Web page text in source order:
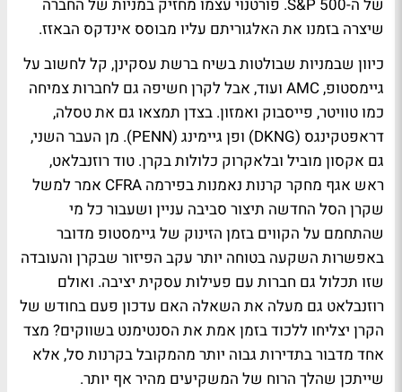
של ה-S&P 500. פורטנוי עצמו מחזיק במניות של החברה
שיצרה בזמנו את האלגוריתם עליו מבוסס אינדקס הבאזז.
כיוון שבמניות שבולטות בשיח ברשת עסקינן, קל לחשוב על
גיימסטופ, AMC ועוד, אבל לקרן חשיפה גם לחברות צמיחה
כמו טוויטר, פייסבוק ואמזון. בצדן תמצאו גם את טסלה,
דראפטקינגס (DKNG) ופן גיימינג (PENN). מן העבר השני,
גם אקסון מוביל ובלאקרוק כלולות בקרן. טוד רוזנבלאט,
ראש אגף מחקר קרנות נאמנות בפירמה CFRA אמר למשל
שקרן הסל החדשה תיצור סביבה עניין ושעבור כל מי
שהתחמם על הקווים בזמן הזינוק של גיימסטופ מדובר
באפשרות השקעה בטוחה יותר עקב הפיזור שבקרן והעובדה
שזו תכלול גם חברות עם פעילות עסקית יציבה. ואולם
רוזנבלאט גם מעלה את השאלה האם עדכון פעם בחודש של
הקרן יצליחו ללכוד בזמן אמת את הסנטימנט בשווקים? מצד
אחד מדבור בתדירות גבוה יותר מהמקובל בקרנות סל, אלא
שייתכן שהלך הרוח של המשקיעים מהיר אף יותר.